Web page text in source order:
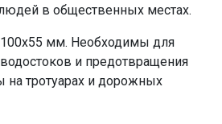
в общественных местах.
мм. Необходимы для
и предотвращения
на тротуарах и дорожных